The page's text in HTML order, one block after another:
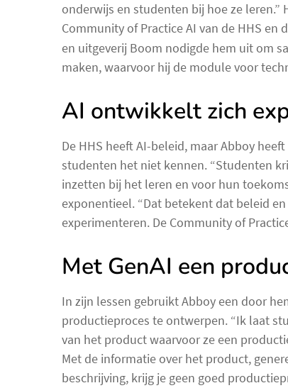
onderwijs en studenten bij hoe ze leren.”
Community of Practice AI van de HHS en
en uitgeverij Boom nodigde hem uit om
maken, waarvoor hij de module voor
AI ontwikkelt zich
De HHS heeft AI-beleid, maar Abboy
studenten het niet kennen. “Studenten
inzetten bij het leren en voor hun
exponentieel. “Dat betekent dat beleid
experimenteren. De Community of
Met GenAI een
In zijn lessen gebruikt Abboy een door
productieproces te ontwerpen. “Ik laat
van het product waarvoor ze een
Met de informatie over het product,
beschrijving, krijg je geen goed